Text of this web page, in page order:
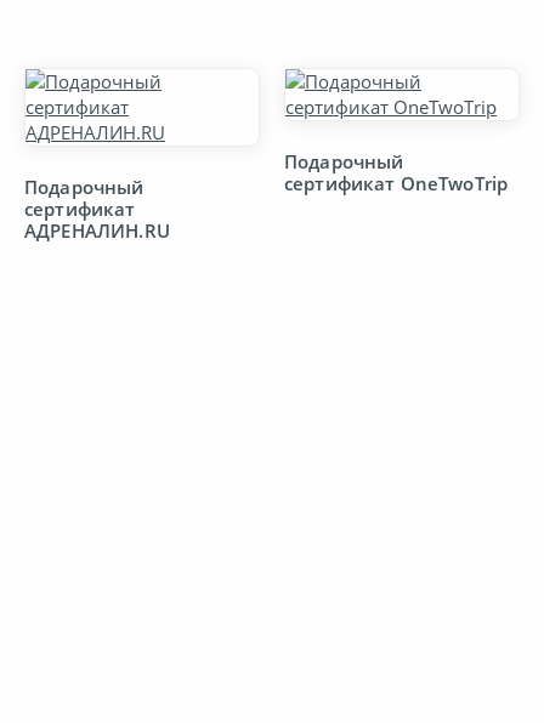
Подарочный
сертификат
АДРЕНАЛИН.RU
Подарочный
сертификат OneTwoTrip